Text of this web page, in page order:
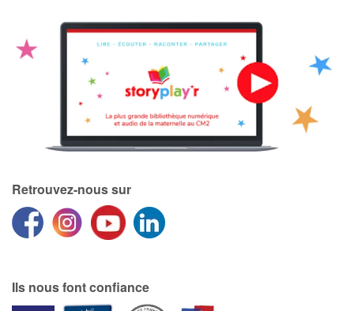
Retrouvez-nous sur
Ils nous font confiance